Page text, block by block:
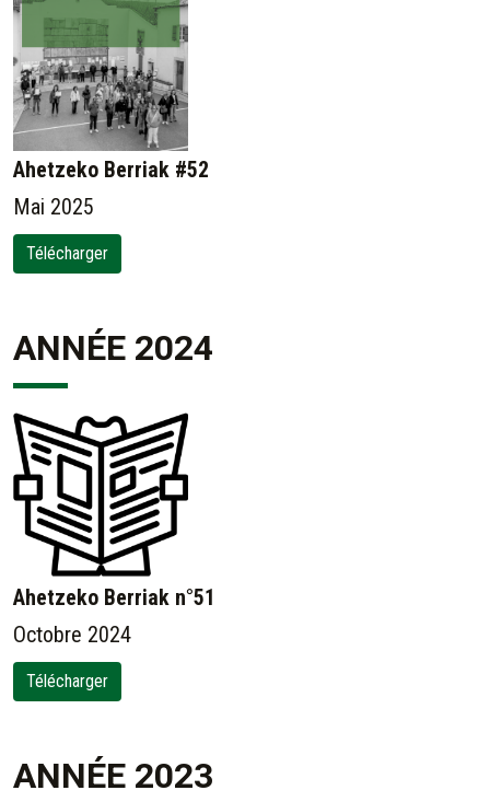
Ahetzeko Berriak #52
Mai 2025
Télécharger
ANNÉE 2024
Ahetzeko Berriak n°51
Octobre 2024
Télécharger
ANNÉE 2023